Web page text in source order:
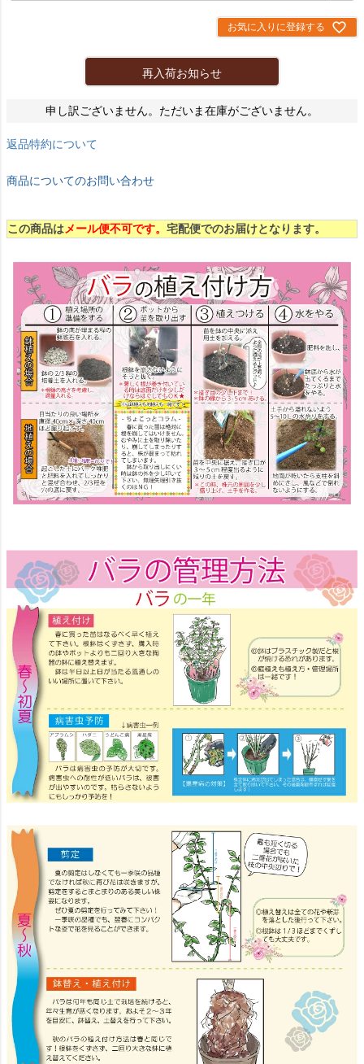
お気に入りに登録する
再入荷お知らせ
申し訳ございません。ただいま在庫がございません。
返品特約について
商品についてのお問い合わせ
この商品はメール便不可です。 宅配便でのお届けとなります。